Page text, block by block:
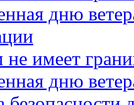
дню
не имеет
дню